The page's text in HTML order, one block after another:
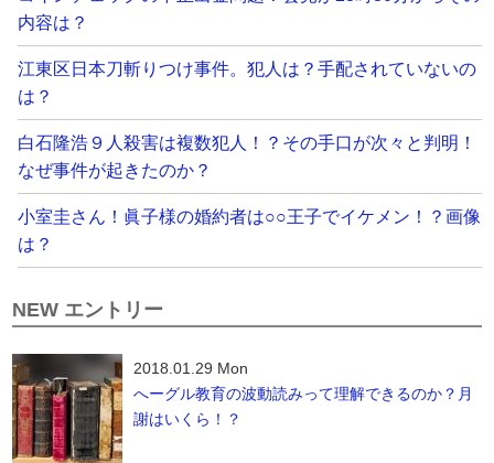
内容は？
江東区日本刀斬りつけ事件。犯人は？手配されていないの
は？
白石隆浩９人殺害は複数犯人！？その手口が次々と判明！
なぜ事件が起きたのか？
小室圭さん！眞子様の婚約者は○○王子でイケメン！？画像
は？
NEW エントリー
2018.01.29 Mon
へーグル教育の波動読みって理解できるのか？月
謝はいくら！？